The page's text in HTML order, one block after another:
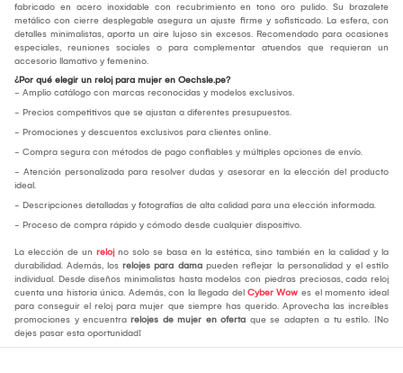
fabricado en acero inoxidable con recubrimiento en tono oro pulido. Su brazalete
metálico con cierre desplegable asegura un ajuste firme y sofisticado. La esfera, con
detalles minimalistas, aporta un aire lujoso sin excesos. Recomendado para ocasiones
especiales, reuniones sociales o para complementar atuendos que requieran un
accesorio llamativo y femenino.
¿Por qué elegir un reloj para mujer en Oechsle.pe?
- Amplio catálogo con marcas reconocidas y modelos exclusivos.
- Precios competitivos que se ajustan a diferentes presupuestos.
- Promociones y descuentos exclusivos para clientes online.
- Compra segura con métodos de pago confiables y múltiples opciones de envío.
- Atención personalizada para resolver dudas y asesorar en la elección del producto
ideal.
- Descripciones detalladas y fotografías de alta calidad para una elección informada.
- Proceso de compra rápido y cómodo desde cualquier dispositivo.
La elección de un relojno solo se basa en la estética, sino también en la calidad y la
durabilidad. Además, los relojes para dama pueden reflejar la personalidad y el estilo
individual. Desde diseños minimalistas hasta modelos con piedras preciosas, cada reloj
cuenta una historia única. Además, con la llegada del Cyber Wow es el momento ideal
para conseguir el reloj para mujer que siempre has querido. Aprovecha las increíbles
promociones y encuentra relojes de mujer en oferta que se adapten a tu estilo. ¡No
dejes pasar esta oportunidad!